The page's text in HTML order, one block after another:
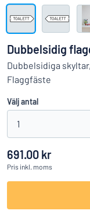
Hittar du inte det du
Visa alla kategorier
Logga
in
Dubbelsidig
Dubbelsidiga
Flaggfäste
Välj antal
1
691.00 kr
Pris inkl. moms